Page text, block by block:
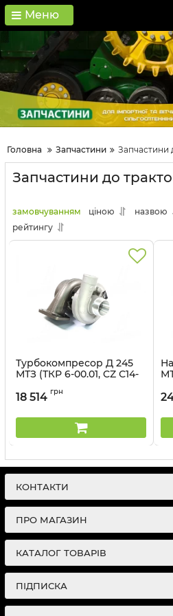
Меню
Головна Запчастини Запчастини
Запчастини до
замовчуванням ціною
назвою
рейтингу
Турбокомпресор Д 245
МТЗ (ТКР 6-00.01, CZ С14-
Артикул: FD244019900011
18 514 грн
КОНТАКТИ
ПРО МАГАЗИН
КАТАЛОГ ТОВАРІВ
ПІДПИСКА